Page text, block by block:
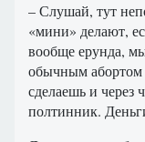
– Слушай, тут
«мини» делают,
вообще ерунда,
обычным абортом
сделаешь и через
полтинник.